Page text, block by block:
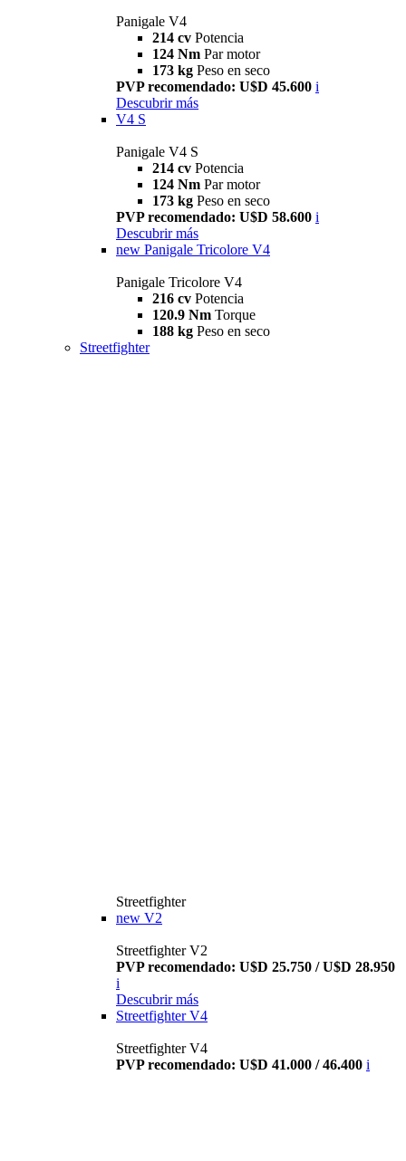
Panigale V4
214 cv Potencia
124 Nm Par motor
173 kg Peso en seco
PVP recomendado: U$D 45.600 i
Descubrir más
V4 S
Panigale V4 S
214 cv Potencia
124 Nm Par motor
173 kg Peso en seco
PVP recomendado: U$D 58.600 i
Descubrir más
new Panigale Tricolore V4
Panigale Tricolore V4
216 cv Potencia
120.9 Nm Torque
188 kg Peso en seco
Streetfighter
Streetfighter
new V2
Streetfighter V2
PVP recomendado: U$D 25.750 / U$D 28.950
i
Descubrir más
Streetfighter V4
Streetfighter V4
PVP recomendado: U$D 41.000 / 46.400 i